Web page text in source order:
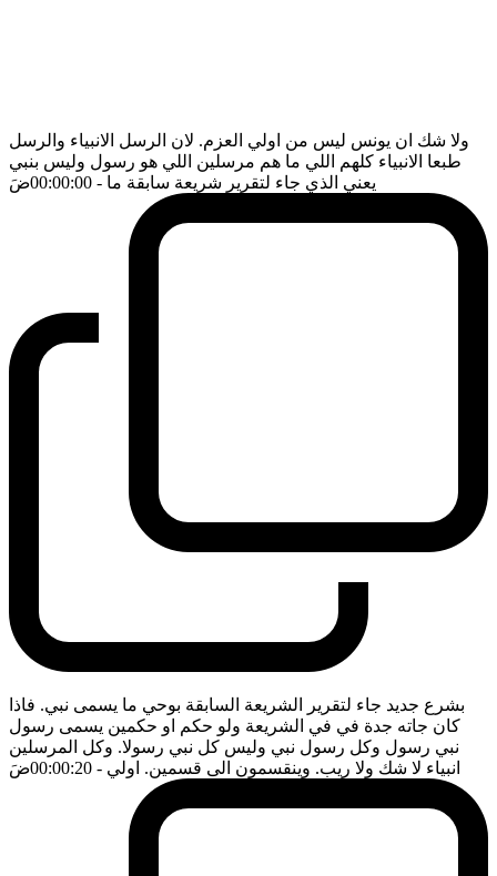
ولا شك ان يونس ليس من اولي العزم. لان الرسل الانبياء والرسل
طبعا الانبياء كلهم اللي ما هم مرسلين اللي هو رسول وليس بنبي
يعني الذي جاء لتقرير شريعة سابقة ما - 00:00:00 ضَ
بشرع جديد جاء لتقرير الشريعة السابقة بوحي ما يسمى نبي. فاذا
كان جاته جدة في في الشريعة ولو حكم او حكمين يسمى رسول
نبي رسول وكل رسول نبي وليس كل نبي رسولا. وكل المرسلين
انبياء لا شك ولا ريب. وينقسمون الى قسمين. اولي - 00:00:20 ضَ